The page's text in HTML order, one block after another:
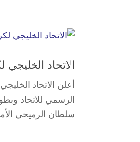
الاتحاد
أعلن الاتحاد
الرسمي للاتحاد
سلطان الرميحي